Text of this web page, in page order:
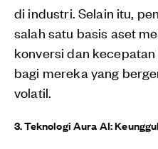
di industri. Selain itu,
salah satu basis aset
konversi dan
bagi mereka yang
volatil.
3. Teknologi Aura AI: